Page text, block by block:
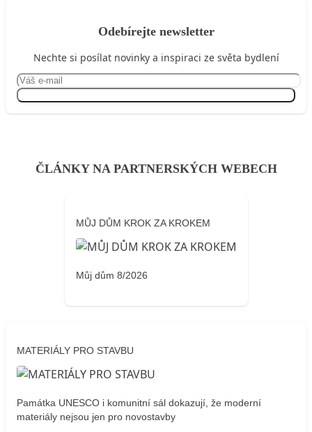
Odebírejte newsletter
Nechte si posílat novinky a inspiraci ze světa bydlení
ČLÁNKY NA PARTNERSKÝCH WEBECH
MŮJ DŮM KROK ZA KROKEM
Můj dům 8/2026
MATERIÁLY PRO STAVBU
Památka UNESCO i komunitní sál dokazují, že moderní
materiály nejsou jen pro novostavby